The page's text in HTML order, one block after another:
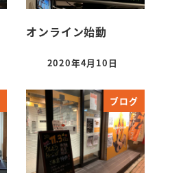
オンライン始動
投稿日
2020年4月10日
ブログ